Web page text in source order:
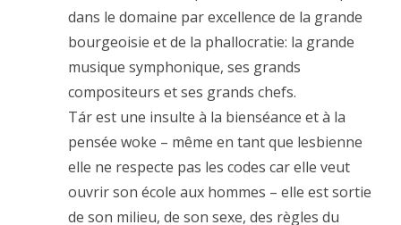
dans le domaine par excellence de la grande
bourgeoisie et de la phallocratie: la grande
musique symphonique, ses grands
compositeurs et ses grands chefs.
Tár est une insulte à la bienséance et à la
pensée woke – même en tant que lesbienne
elle ne respecte pas les codes car elle veut
ouvrir son école aux hommes – elle est sortie
de son milieu, de son sexe, des règles du